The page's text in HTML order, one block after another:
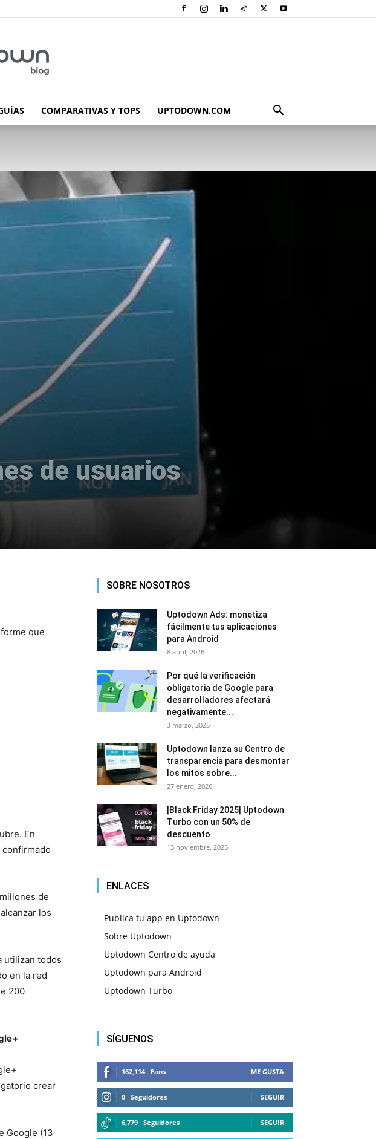
COMPARATIVAS Y TOPS UPTODOWN.COM
de usuarios
que
En
confirmado
de
los
utilizan todos
en la red
200
crear
Google (13
SOBRE NOSOTROS
Uptodown Ads: monetiza
fácilmente tus aplicaciones
para Android
8 abril, 2026
Por qué la verificación
obligatoria de Google para
desarrolladores afectará
negativamente...
3 marzo, 2026
Uptodown lanza su Centro de
transparencia para desmontar
los mitos sobre...
27 enero, 2026
[Black Friday 2025] Uptodown
Turbo con un 50% de
descuento
13 noviembre, 2025
ENLACES
Publica tu app en Uptodown
Sobre Uptodown
Uptodown Centro de ayuda
Uptodown para Android
Uptodown Turbo
SÍGUENOS
162,114 Fans ME GUSTA
0 Seguidores SEGUIR
6,779 Seguidores SEGUIR